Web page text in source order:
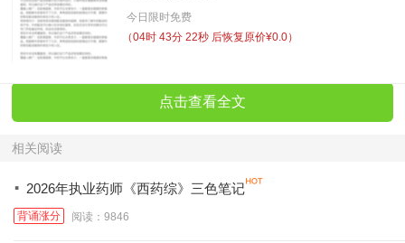
今日限时免费
（04时 43分 22秒 后恢复原价¥0.0）
点击查看全文
相关阅读
· 2026年执业药师《西药综》三色笔记
背诵涨分 阅读：9846